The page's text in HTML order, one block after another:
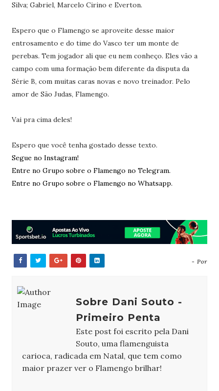
Silva; Gabriel, Marcelo Cirino e Everton.
Espero que o Flamengo se aproveite desse maior
entrosamento e do time do Vasco ter um monte de
perebas. Tem jogador ali que eu nem conheço. Eles vão a
campo com uma formação bem diferente da disputa da
Série B, com muitas caras novas e novo treinador. Pelo
amor de São Judas, Flamengo.
Vai pra cima deles!
Espero que você tenha gostado desse texto.
Segue no Instagram!
Entre no Grupo sobre o Flamengo no Telegram.
Entre no Grupo sobre o Flamengo no Whatsapp.
- Por
Sobre Dani Souto -
Primeiro Penta
Este post foi escrito pela Dani
Souto, uma flamenguista
carioca, radicada em Natal, que tem como
maior prazer ver o Flamengo brilhar!